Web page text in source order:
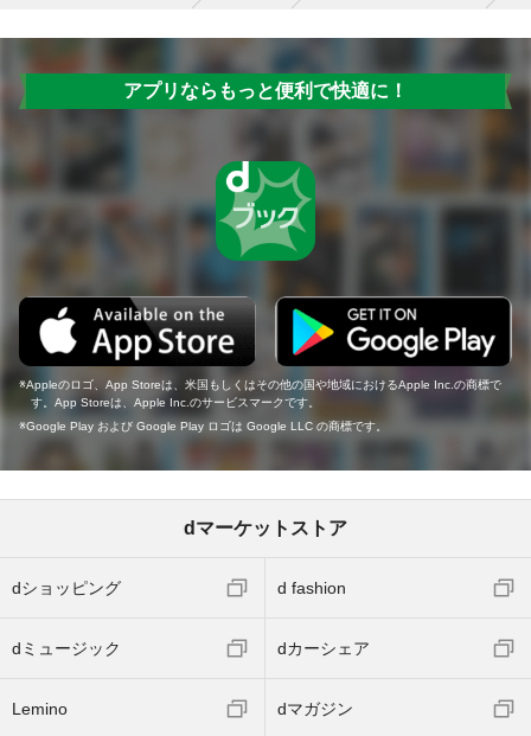
アプリならもっと便利で快適に！
Appleのロゴ、App Storeは、米国もしくはその他の国や地域におけるApple Inc.の商標で
す。App Storeは、Apple Inc.のサービスマークです。
Google Play および Google Play ロゴは Google LLC の商標です。
dマーケットストア
dショッピング d fashion
dミュージック dカーシェア
Lemino dマガジン